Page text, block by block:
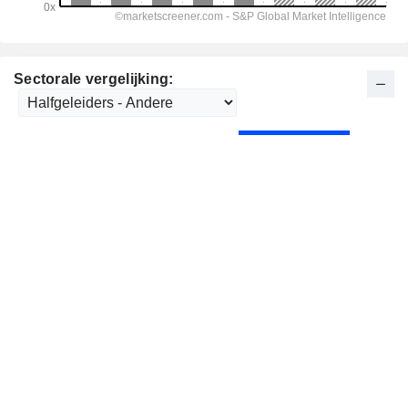
Sectorale vergelijking: